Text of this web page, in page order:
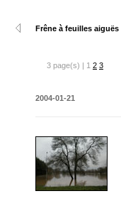
Frêne à feuilles aiguës
3 page(s) | 1 2 3
2004-01-21